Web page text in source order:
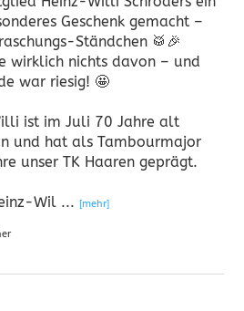
Geschenk gemacht –
Ständchen 🥁🎉
wirklich nichts davon – und
war riesig! 🤩
ist im Juli 70 Jahre alt
und hat als Tambourmajor
unser TK Haaren geprägt.
Wil ...[mehr]